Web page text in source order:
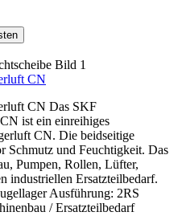
CN
CN Das SKF
ist ein einreihiges
CN. Die beidseitige
Schmutz und Feuchtigkeit. Das
Pumpen, Rollen, Lüfter,
industriellen Ersatzteilbedarf.
Ausführung: 2RS
/ Ersatzteilbedarf